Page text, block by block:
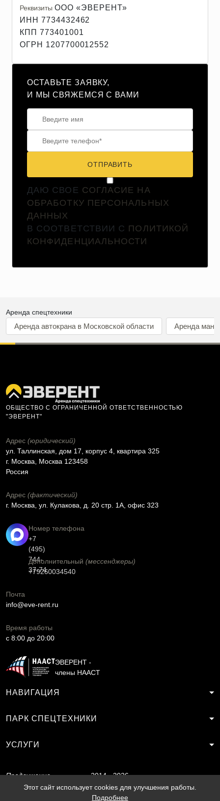
Реквизиты ООО «ЭВЕРЕНТ»
ИНН 7734432462
КПП 773401001
ОГРН 1207700012552
ОСТАВЬТЕ ЗАЯВКУ,
И МЫ СВЯЖЕМСЯ С ВАМИ
ОТПРАВИТЬ
ДАЮ СВОЕ СОГЛАСИЕ НА
ОБРАБОТКУ ПЕРСОНАЛЬНЫХ
ДАННЫХ
В СООТВЕТСТВИИ С ПОЛИТИКОЙ
КОНФИДЕНЦИАЛЬНОСТИ
Аренда спецтехники
Аренда автокрана в Московской области Аренда
ОБЩЕСТВО С ОГРАНИЧЕННОЙ ОТВЕТСТВЕННОСТЬЮ
"ЭВЕРЕНТ"
Адрес (юридический)
ул. Таллинская, дом 17, корпус 4, квартира 325
г. Москва, Москва 123458
Россия
Адрес (фактический)
г. Москва, ул. Кулакова, д. 20 стр. 1А, офис 323
Номер телефона
+7
(495)
744-
37-74
Дополнительный (мессенджеры)
+79260034540
Почта
info@eve-rent.ru
Время работы
c 8:00 до 20:00
ЭВЕРЕНТ -
члены НААСТ
НАВИГАЦИЯ
ПАРК СПЕЦТЕХНИКИ
УСЛУГИ
Продвижение
сайтаSF.RU
2014 - 2026
Этот сайт использует cookies для улучшения работы.
Подробнее